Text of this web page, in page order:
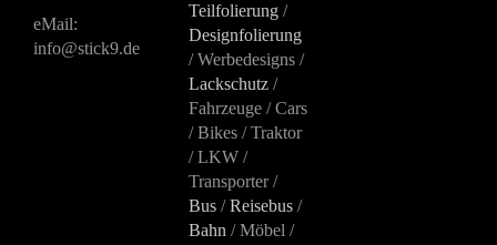
eMail:
info@stick9.de
Teilfolierung/
Designfolierung
/ Werbedesigns /
Lackschutz/
Fahrzeuge / Cars
/ Bikes / Traktor
/ LKW /
Transporter /
Bus/Reisebus/
Bahn / Möbel /